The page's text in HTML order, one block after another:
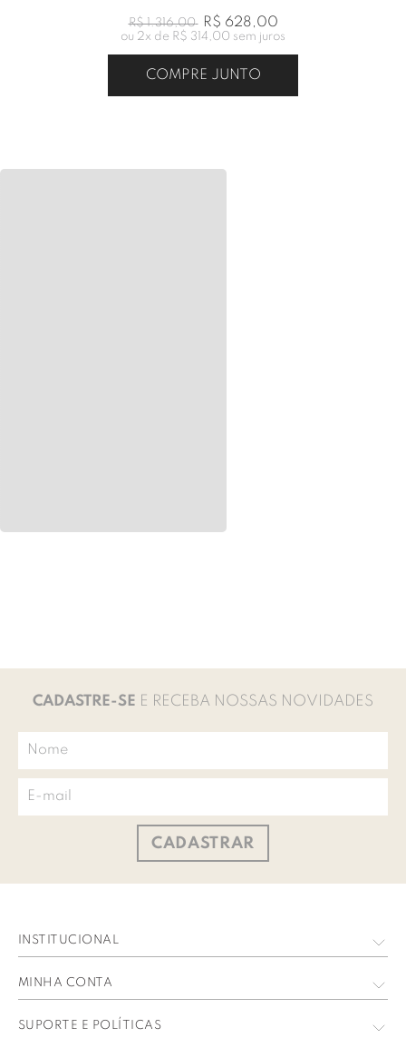
R$ 1.316,00 R$ 628,00
ou 2x de R$ 314,00 sem juros
COMPRE JUNTO
CADASTRE-SE E RECEBA NOSSAS NOVIDADES
CADASTRAR
INSTITUCIONAL
Quem Somos
MINHA CONTA
Meus Dados
SUPORTE E POLÍTICAS